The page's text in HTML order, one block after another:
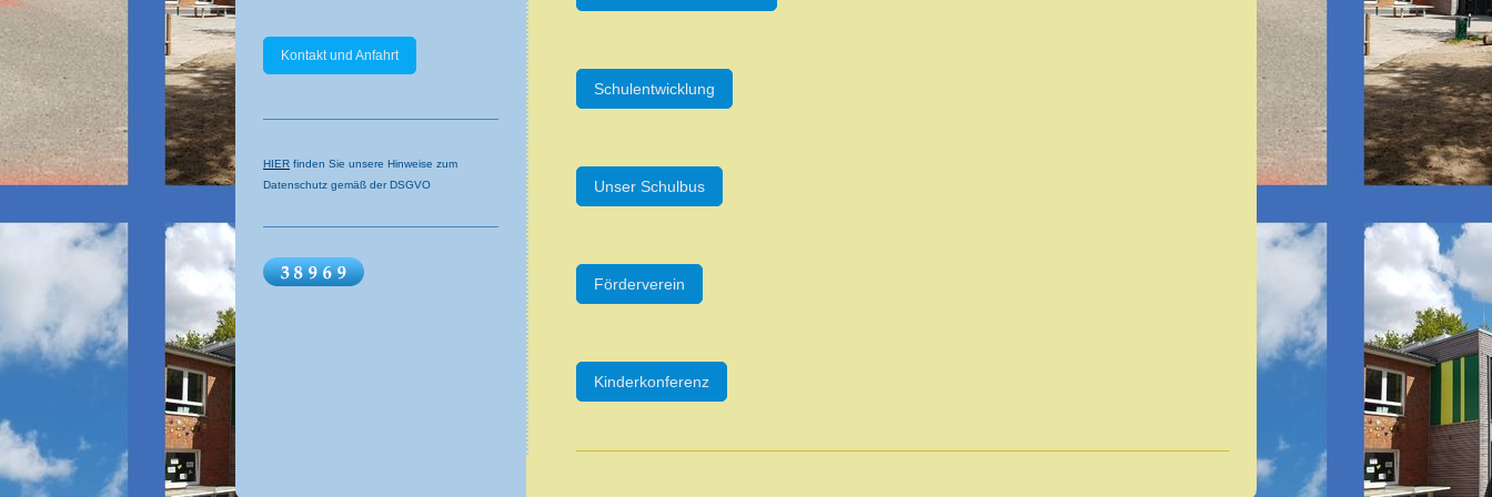
Schulentwicklung
Unser Schulbus
Förderverein
Kinderkonferenz
Kontakt und Anfahrt
HIER finden Sie unsere Hinweise zum
Datenschutz gemäß der DSGVO